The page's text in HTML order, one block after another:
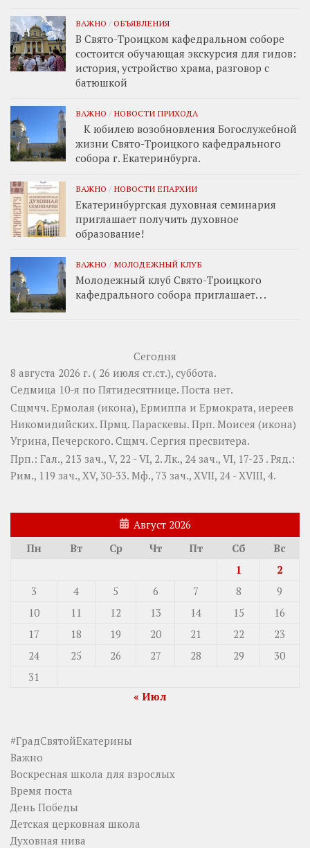
ВАЖНО / ОБЪЯВЛЕНИЯ
В Свято-Троицком кафедральном соборе
состоится обучающая экскурсия для гидов:
история, устройство храма, разговор с
батюшкой
ВАЖНО / НОВОСТИ ПРИХОДА
К юбилею возобновления Богослужебной
жизни Свято-Троицкого кафедрального
собора г. Екатеринбурга.
ВАЖНО / НОВОСТИ ЕПАРХИИ
Екатеринбургская духовная семинария
приглашает получить духовное
образование!
ВАЖНО / МОЛОДЕЖНЫЙ КЛУБ
Молодежный клуб Свято-Троицкого
кафедрального собора приглашает. . .
Сегодня
8 августа 2026 г. ( 26 июля ст.ст.), суббота.
Седмица 10-я по Пятидесятнице. Поста нет.
Сщмчч. Ермолая (икона), Ермиппа и Ермократа, иереев
Никомидийских. Прмц. Параскевы. Прп. Моисея (икона)
Угрина, Печерского. Сщмч. Сергия пресвитера.
Прп.: Гал., 213 зач., V, 22 - VI, 2. Лк., 24 зач., VI, 17-23 . Ряд.:
Рим., 119 зач., XV, 30-33. Мф., 73 зач., XVII, 24 - XVIII, 4.
Август 2026
Пн
Вт Ср Чт Пт Сб
Вс
1
2
3
4 5 6 7 8
9
10
11 12 13 14 15
16
17
18 19 20 21 22
23
24
25 26 27 28 29
30
31
« Июл
#ГрадСвятойЕкатерины
Важно
Воскресная школа для взрослых
Время поста
День Победы
Детская церковная школа
Духовная нива